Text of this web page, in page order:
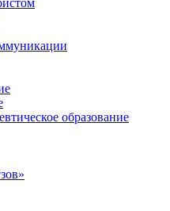
образование